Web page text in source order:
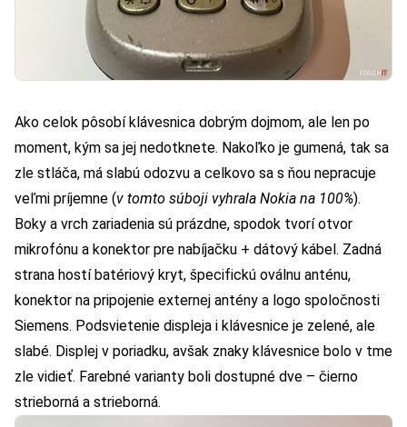
Ako celok pôsobí klávesnica dobrým dojmom, ale len po
moment, kým sa jej nedotknete. Nakoľko je gumená, tak sa
zle stláča, má slabú odozvu a celkovo sa s ňou nepracuje
veľmi príjemne (v tomto súboji vyhrala Nokia na 100%).
Boky a vrch zariadenia sú prázdne, spodok tvorí otvor
mikrofónu a konektor pre nabíjačku + dátový kábel. Zadná
strana hostí batériový kryt, špecifickú oválnu anténu,
konektor na pripojenie externej antény a logo spoločnosti
Siemens. Podsvietenie displeja i klávesnice je zelené, ale
slabé. Displej v poriadku, avšak znaky klávesnice bolo v tme
zle vidieť. Farebné varianty boli dostupné dve – čierno
strieborná a strieborná.